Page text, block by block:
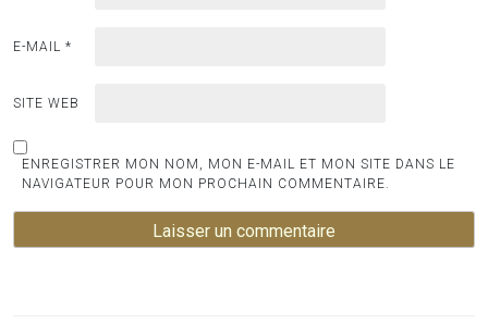
E-MAIL *
SITE WEB
ENREGISTRER MON NOM, MON E-MAIL ET MON SITE DANS LE
NAVIGATEUR POUR MON PROCHAIN COMMENTAIRE.